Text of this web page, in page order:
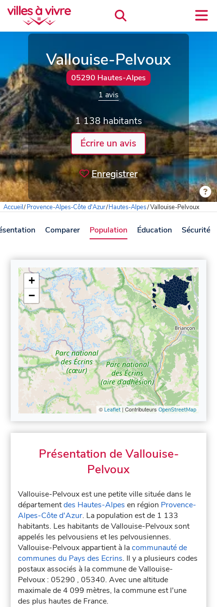
Vallouise-Pelvoux
05290 Hautes-Alpes
1 avis
1 138 habitants
Écrire un avis
Enregistrer
Accueil/Provence-Alpes-Côte d'Azur/Hautes-Alpes/Vallouise-Pelvoux
Comparer Population Éducation Sécurité
+
−
© Leaflet| Contributeurs OpenStreetMap
Présentation de Vallouise-
Pelvoux
Vallouise-Pelvoux est une petite ville située dans le
départementdes Hautes-Alpes en région Provence-
Alpes-Côte d'Azur. La population est de 1 133
habitants. Les habitants de Vallouise-Pelvoux sont
appelés les pelvousiens et les pelvousiennes.
Vallouise-Pelvoux appartient à lacommunauté de
communes du Pays des Ecrins. Il y a plusieurs codes
postaux associés à la commune de Vallouise-
Pelvoux : 05290 , 05340. Avec une altitude
maximale de 4 099 mètres, la commune est l'une
des plus hautes de France.